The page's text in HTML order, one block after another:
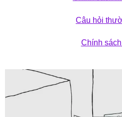
Câu hỏi
Chính